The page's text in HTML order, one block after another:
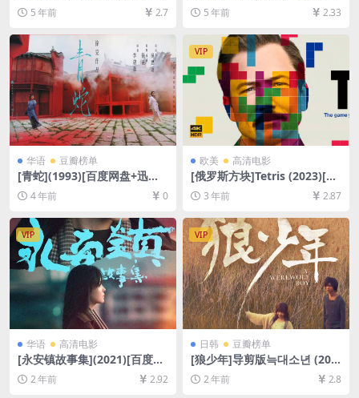
tte (1974)[百度网盘+迅雷云
盘资源1080P超清未删减][MP
4/7.3GB][中英字幕]
5 年前 2.7
+迅雷云盘资源1080P超清未
删减][MP4/7.4GB][中文字幕]
5 年前 2.33
华语 豆瓣榜单
[青蛇](1993)[百度网盘+迅雷
云盘资源1080P超清未删减]
[MP4/7.2GB][粤语中字]
4 年前 0
VIP
欧美 高清电影
[俄罗斯方块]Tetris (2023)[百
度网盘+迅雷云盘资源1080P
超清未删减][MP4/7GB][中英
字幕]
3 年前 2.87
VIP
华语 高清电影
[永安镇故事集](2021)[百度网
盘+夸克网盘1080P超清未删
减资源][网盘在线播放/下载]
2 年前 2.92
VIP
日韩 豆瓣榜单
[狼少年]导剪版늑대소년 (201
2)[百度网盘+夸克网盘1080P
超清未删减资源][网盘在线播
2 年前 2.8